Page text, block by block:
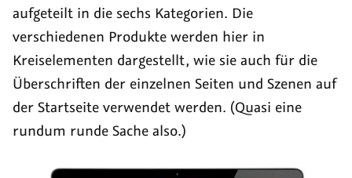
aufgeteilt in die sechs Kategorien. Die
verschiedenen Produkte werden hier in
Kreiselementen dargestellt, wie sie auch für die
Überschriften der einzelnen Seiten und Szenen auf
der Startseite verwendet werden. (Quasi eine
rundum runde Sache also.)